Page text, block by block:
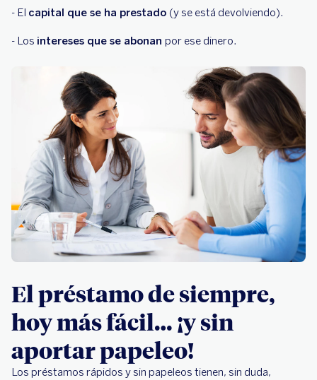
- El capital que se ha prestado (y se está devolviendo).
- Los intereses que se abonan por ese dinero.
El préstamo de siempre,
hoy más fácil… ¡y sin
aportar papeleo!
Los préstamos rápidos y sin papeleos tienen, sin duda,